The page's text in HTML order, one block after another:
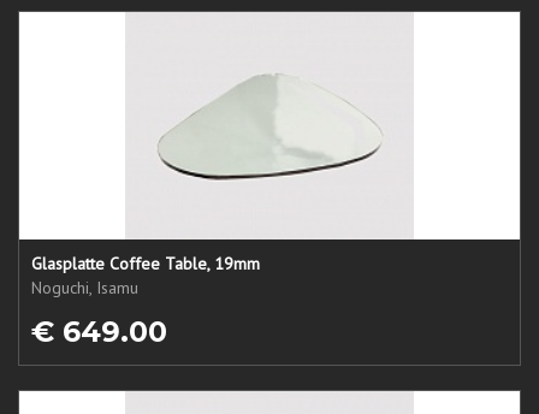
Glasplatte Coffee Table, 19mm
Noguchi, Isamu
€ 649.00